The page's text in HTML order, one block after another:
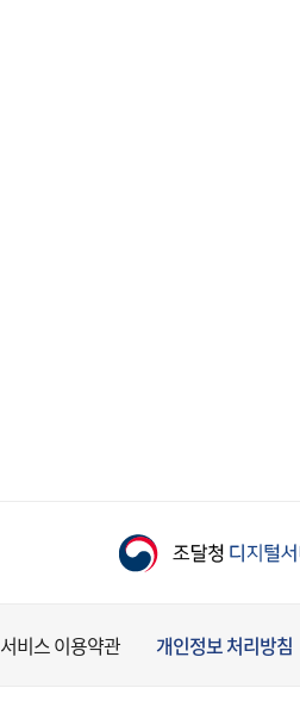
서비스 이용약관 개인정보 처리방침